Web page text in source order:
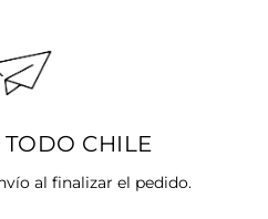
CHILE
al finalizar el pedido.